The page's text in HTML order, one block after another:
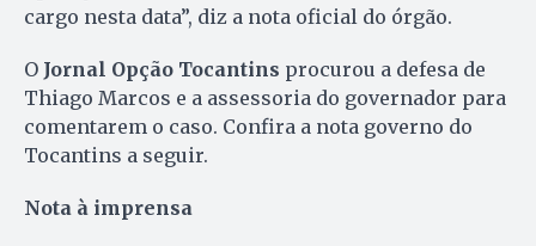
cargo nesta data”, diz a nota oficial do órgão.
O Jornal Opção Tocantins procurou a defesa de
Thiago Marcos e a assessoria do governador para
comentarem o caso. Confira a nota governo do
Tocantins a seguir.
Nota à imprensa